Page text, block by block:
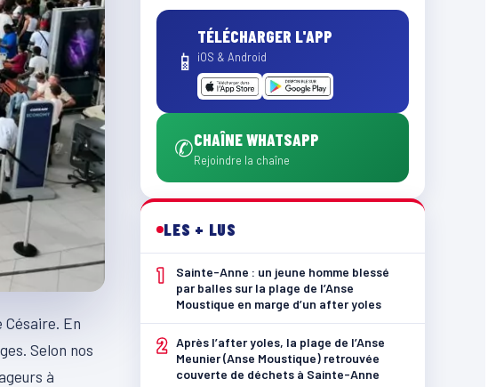
En
Selon nos
à
📱
TÉLÉCHARGER L'APP
iOS & Android
✆CHAÎNE WHATSAPP
Rejoindre la chaîne
LES + LUS
1
Sainte-Anne : un jeune homme blessé
par balles sur la plage de l’Anse
Moustique en marge d’un after yoles
2 Après l’after yoles, la plage de l’Anse
Meunier (Anse Moustique) retrouvée
couverte de déchets à Sainte-Anne